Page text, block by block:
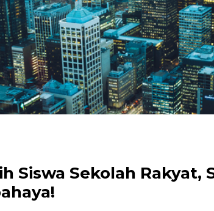
Siswa Sekolah Rakyat,